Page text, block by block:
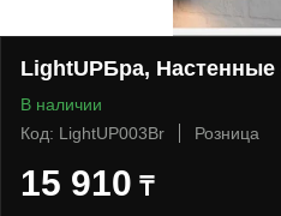
LightUPБра, Настенные
В наличии
Код: LightUP003Br
Розница
15 910 ₸